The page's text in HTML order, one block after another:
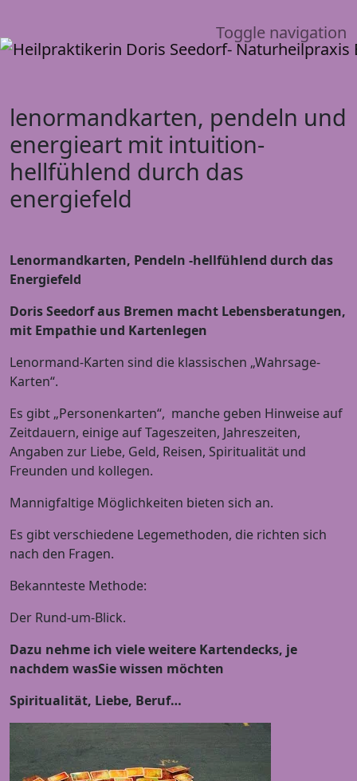
Toggle navigation
lenormandkarten, pendeln und
energieart mit intuition-
hellfühlend durch das
energiefeld
Lenormandkarten, Pendeln -hellfühlend durch das
Energiefeld
Doris Seedorf aus Bremen macht Lebensberatungen,
mit Empathie und Kartenlegen
Lenormand-Karten sind die klassischen „Wahrsage-
Karten“.
Es gibt „Personenkarten“, manche geben Hinweise auf
Zeitdauern, einige auf Tageszeiten, Jahreszeiten,
Angaben zur Liebe, Geld, Reisen, Spiritualität und
Freunden und kollegen.
Mannigfaltige Möglichkeiten bieten sich an.
Es gibt verschiedene Legemethoden, die richten sich
nach den Fragen.
Bekannteste Methode:
Der Rund-um-Blick.
Dazu nehme ich viele weitere Kartendecks, je
nachdem wasSie wissen möchten
Spiritualität, Liebe, Beruf…